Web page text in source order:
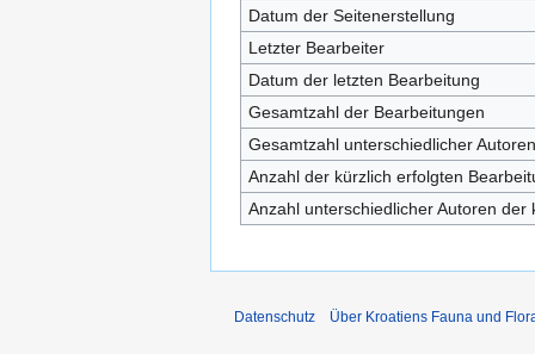
Datum der Seitenerstellung
Letzter Bearbeiter
Datum der letzten Bearbeitung
Gesamtzahl der Bearbeitungen
Gesamtzahl unterschiedlicher Autoren
Anzahl der kürzlich erfolgten
Anzahl unterschiedlicher Autoren
Datenschutz Über Kroatiens Fauna und